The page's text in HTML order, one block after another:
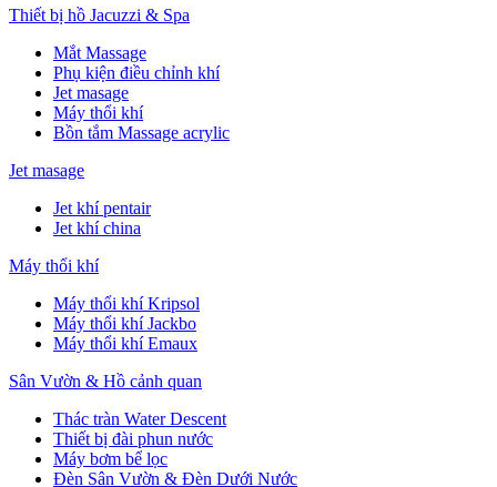
Thiết bị hồ Jacuzzi & Spa
Mắt Massage
Phụ kiện điều chỉnh khí
Jet masage
Máy thổi khí
Bồn tắm Massage acrylic
Jet masage
Jet khí pentair
Jet khí china
Máy thổi khí
Máy thổi khí Kripsol
Máy thổi khí Jackbo
Máy thổi khí Emaux
Sân Vườn & Hồ cảnh quan
Thác tràn Water Descent
Thiết bị đài phun nước
Máy bơm bể lọc
Đèn Sân Vườn & Đèn Dưới Nước